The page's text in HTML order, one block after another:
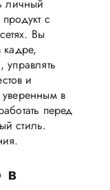
личный
с
Вы
кадре,
управлять
и
в
перед
стиль.
в